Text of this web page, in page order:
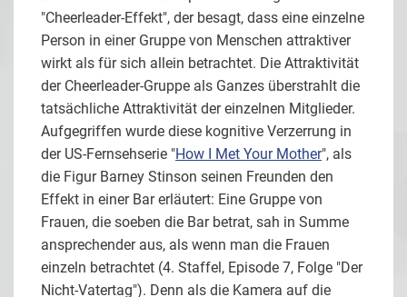
"Cheerleader-Effekt", der besagt, dass eine einzelne
Person in einer Gruppe von Menschen attraktiver
wirkt als für sich allein betrachtet. Die Attraktivität
der Cheerleader-Gruppe als Ganzes überstrahlt die
tatsächliche Attraktivität der einzelnen Mitglieder.
Aufgegriffen wurde diese kognitive Verzerrung in
der US-Fernsehserie "How I Met Your Mother", als
die Figur Barney Stinson seinen Freunden den
Effekt in einer Bar erläutert: Eine Gruppe von
Frauen, die soeben die Bar betrat, sah in Summe
ansprechender aus, als wenn man die Frauen
einzeln betrachtet (4. Staffel, Episode 7, Folge "Der
Nicht-Vatertag"). Denn als die Kamera auf die